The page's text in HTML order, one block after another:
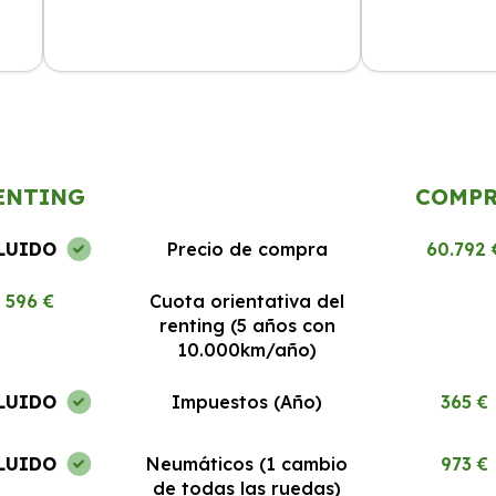
Precio de compra 60.792
596 €
Cuota orientativa del
renting (5 años con
10.000km/año)
Impuestos (Año) 365 €
Neumáticos (1 cambio
de todas las ruedas)
973 €